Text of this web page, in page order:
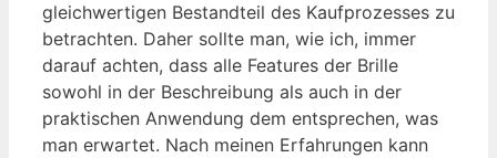
gleichwertigen Bestandteil des Kaufprozesses zu
betrachten. Daher sollte man, wie ich, immer
darauf achten, dass alle Features der Brille
sowohl in der Beschreibung als auch in der
praktischen Anwendung dem entsprechen, was
man erwartet. Nach meinen Erfahrungen kann